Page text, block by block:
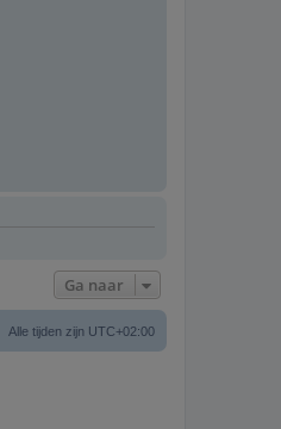
Ga naar
Alle tijden zijn UTC+02:00